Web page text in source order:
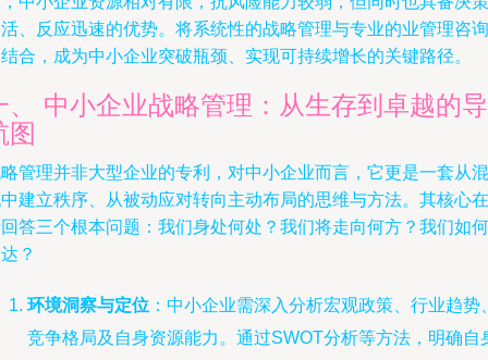
、反应迅速的优势。将系统性的战略管理与专业的业管理咨询
合，成为中小企业突破瓶颈、实现可持续增长的关键路径。
、 中小企业战略管理：从生存到卓越的导
图
管理并非大型企业的专利，对中小企业而言，它更是一套从混
建立秩序、从被动应对转向主动布局的思维与方法。其核心在
答三个根本问题：我们身处何处？我们将走向何方？我们如何
？
环境洞察与定位 ：中小企业需深入分析宏观政策、行业趋势
竞争格局及自身资源能力。通过SWOT分析等方法，明确自